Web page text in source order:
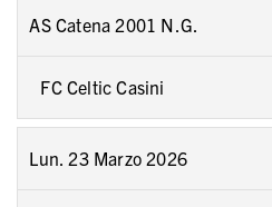
AS Catena 2001 N.G.
FC Celtic Casini
Lun. 23 Marzo 2026